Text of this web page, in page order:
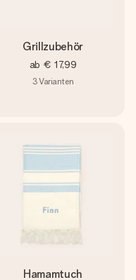
Grillzubehör
ab € 17,99
3Varianten
Hamamtuch